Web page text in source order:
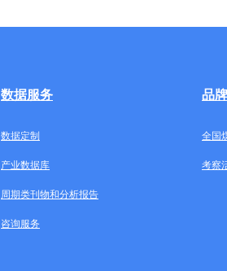
数据服务 品
数据定制 全国
产业数据库 考察
周期类刊物和分析报告
咨询服务